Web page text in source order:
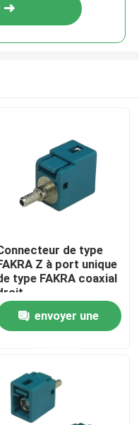
de type
Z à port unique
type FAKRA coaxial
envoyer une